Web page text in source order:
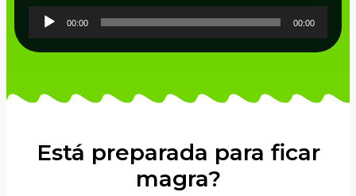
Tocador
de
áudio
00:00 00:00
Está preparada para ficar
magra?